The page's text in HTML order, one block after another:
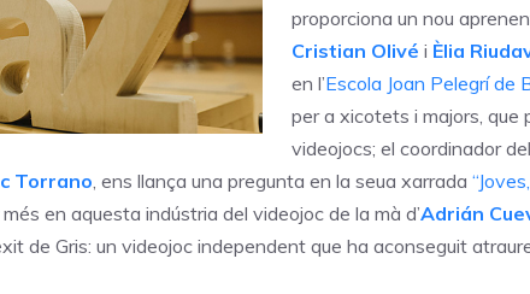
proporciona un nou
Cristian Olivé i Èlia
en l’Escola Joan Pelegrí de
per a xicotets i majors, que
videojocs; el coordinador
Torrano, ens llança una pregunta en la seua xarrada
en aquesta indústria del videojoc de la mà d’Adrián
de Gris: un videojoc independent que ha aconseguit